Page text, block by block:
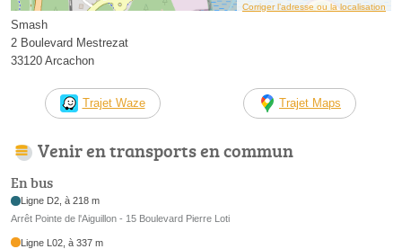
Corriger l’adresse ou la localisation
Smash
2 Boulevard Mestrezat
33120 Arcachon
Trajet Waze Trajet Maps
Venir en transports en commun
En bus
Ligne D2, à 218 m
Arrêt Pointe de l'Aiguillon - 15 Boulevard Pierre Loti
Ligne L02, à 337 m